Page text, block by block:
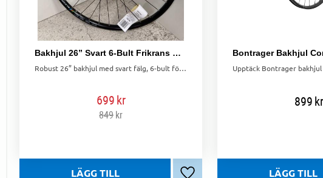
Bakhjul 26” Svart 6-Bult Frikrans QR 23-559
Robust 26” bakhjul med svart fälg, 6-bult för skivbroms och frikrans – redo för snabb montering.
699kr
849kr
899kr